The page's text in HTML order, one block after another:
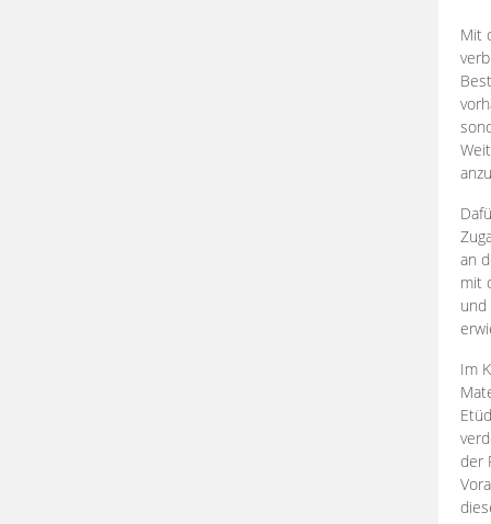
Mit
an
mit
und
Im
der